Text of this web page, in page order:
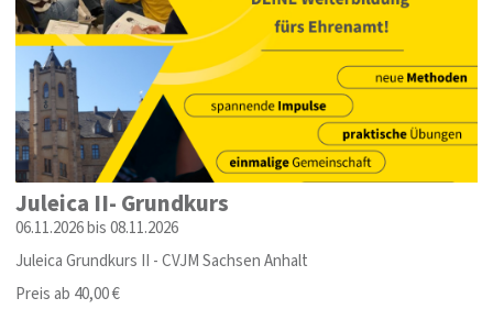
Juleica II- Grundkurs
06.11.2026 bis 08.11.2026
Juleica Grundkurs II - CVJM Sachsen Anhalt
Preis ab 40,00 €